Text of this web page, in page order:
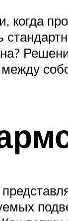
когда
между